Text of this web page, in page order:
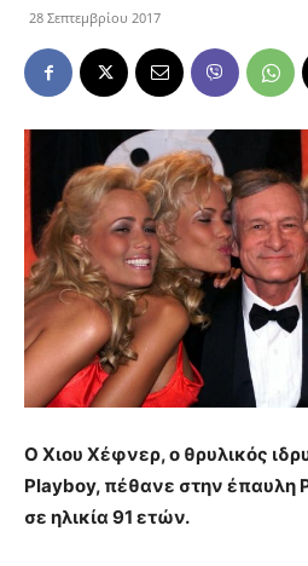
28 Σεπτεμβρίου 2017
Ο Χιου Χέφνερ, ο θρυλικός
Playboy, πέθανε στην έπαυλη
σε ηλικία 91 ετών.